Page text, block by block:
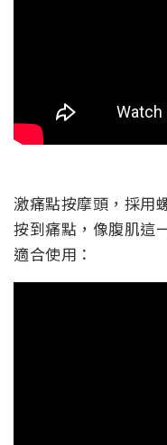
激痛點按摩頭，採用
按到痛點，像腹肌這
適合使用：